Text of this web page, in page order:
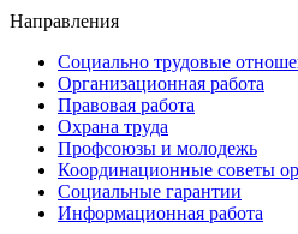
Направления
Социально трудовые
Организационная работа
Правовая работа
Охрана труда
Профсоюзы и молодежь
Координационные советы
Социальные гарантии
Информационная работа